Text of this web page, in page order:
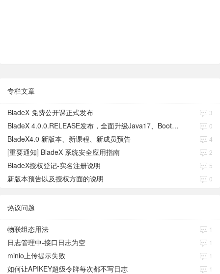
专栏文章
BladeX 免费公开课正式发布 3
BladeX 4.0.0.RELEASE发布，全面升级Java17、Boot3、Cloud2023 0
BladeX4.0 新版本、新课程、新成员预告 4
[重要通知] BladeX 系统安全应用指南 2
BladeX授权登记-实名注册说明 5
新版本预告以及授权方面的说明 0
热议问题
物联组态用法 1
日志管理中-接口日志为空 1
minio上传提示失败 1
如何让APIKEY超级令牌每次都不写日志 1